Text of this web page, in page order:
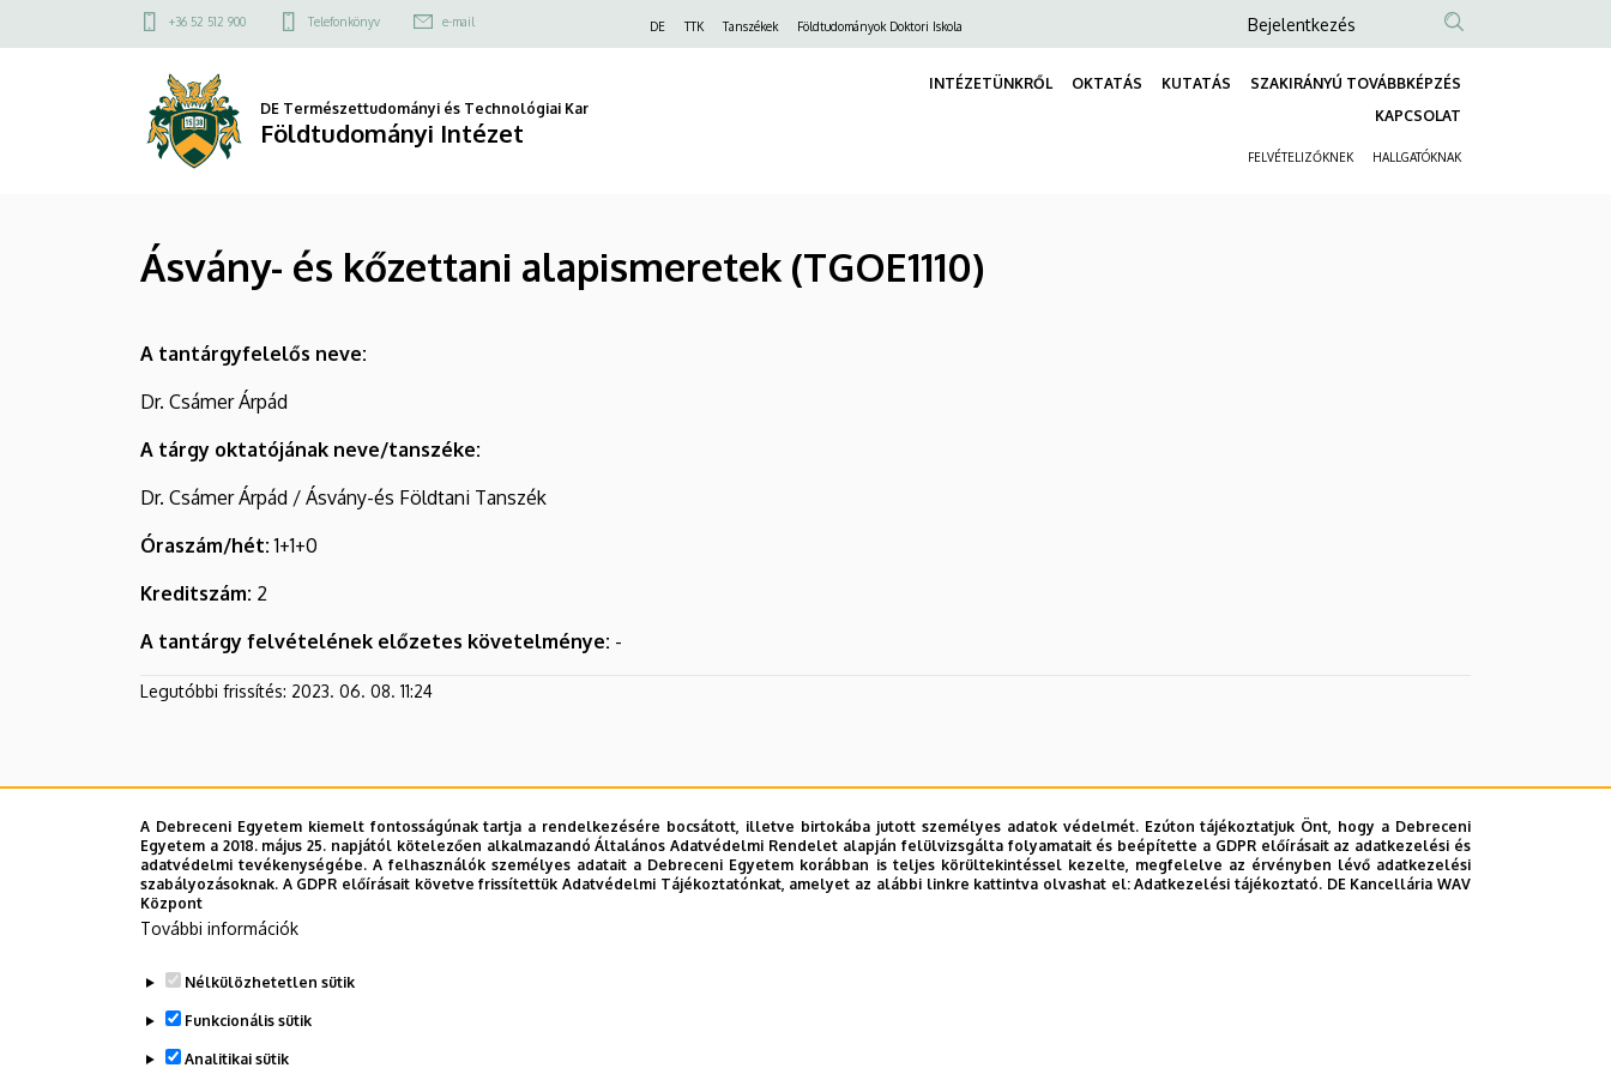
kőzettani
alapismeretek
a
Felső
menü
+36 52 512 900 Telefonkönyv e-mail
FelsőDE TTK Tanszékek Földtudományok Doktori Iskola
Anonim
fiók
Bejelentkezés
DE Természettudományi és Technológiai Kar
Földtudományi Intézet
INTÉZETÜNKRŐL OKTATÁS KUTATÁS
SZAKIRÁNYÚ TOVÁBBKÉPZÉS
KAPCSOLAT
FELVÉTELIZŐKNEK HALLGATÓKNAK
Ásvány- és kőzettani alapismeretek (TGOE1110)
A tantárgyfelelős neve:
Dr. Csámer Árpád
A tárgy oktatójának neve/tanszéke:
Dr. Csámer Árpád / Ásvány-és Földtani Tanszék
Óraszám/hét: 1+1+0
Kreditszám: 2
A tantárgy felvételének előzetes követelménye: -
Legutóbbi frissítés: 2023. 06. 08. 11:24
A Debreceni Egyetem kiemelt fontosságúnak tartja a rendelkezésére bocsátott, illetve birtokába jutott személyes adatok védelmét. Ezúton tájékoztatjuk Önt, hogy a Debreceni
Egyetem a 2018. május 25. napjától kötelezően alkalmazandó Általános Adatvédelmi Rendelet alapján felülvizsgálta folyamatait és beépítette a GDPR előírásait az adatkezelési és
adatvédelmi tevékenységébe. A felhasználók személyes adatait a Debreceni Egyetem korábban is teljes körültekintéssel kezelte, megfelelve az érvényben lévő adatkezelési
szabályozásoknak. A GDPR előírásait követve frissítettük Adatvédelmi Tájékoztatónkat, amelyet az alábbi linkre kattintva olvashat el:Adatkezelési tájékoztató. DE Kancellária WAV
Központ
További információk
Nélkülözhetetlen sütik
Funkcionális sütik
Analitikai sütik